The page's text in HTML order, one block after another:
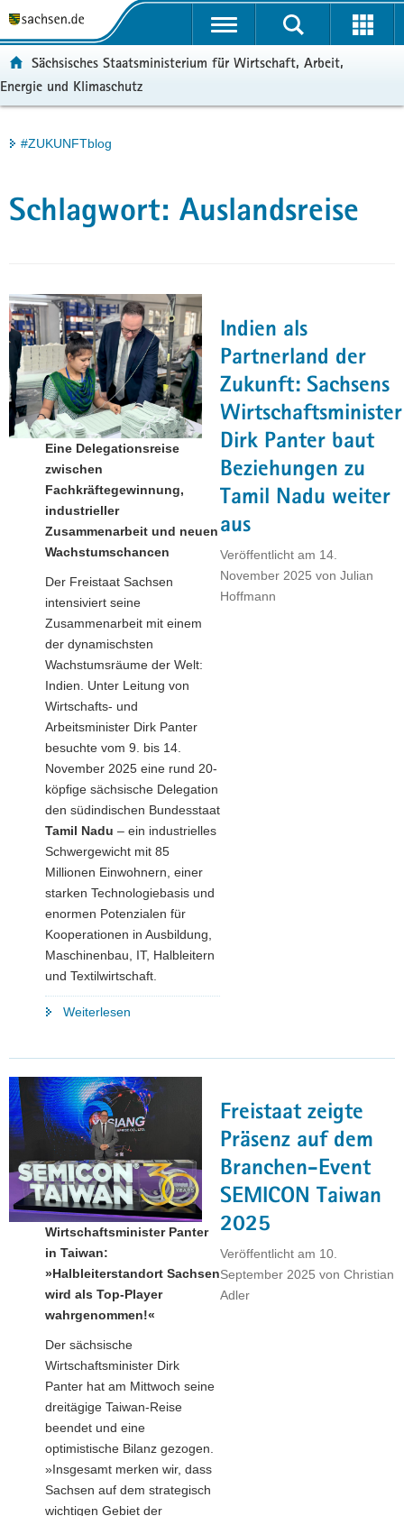
t
a
l
r
g
f
e
n
d
e
N
a
u
p
t
a
l
e
r
v
Portalübergreifende
Sächsisches Staatsministerium für Wirtschaft, Arbeit,
Energie und Klimaschutz
Hauptinhalt
#ZUKUNFTblog
Schlagwort: Auslandsreise
Indien als
Partnerland der
Zukunft: Sachsens
Wirtschaftsminister
Dirk Panter baut
Beziehungen zu
Tamil Nadu weiter
aus
Veröffentlicht am 14.
November 2025 von Julian
Hoffmann
Eine Delegationsreise
zwischen
Fachkräftegewinnung,
industrieller
Zusammenarbeit und neuen
Wachstumschancen
Der Freistaat Sachsen
intensiviert seine
Zusammenarbeit mit einem
der dynamischsten
Wachstumsräume der Welt:
Indien. Unter Leitung von
Wirtschafts- und
Arbeitsminister Dirk Panter
besuchte vom 9. bis 14.
November 2025 eine rund 20-
köpfige sächsische Delegation
den südindischen Bundesstaat
Tamil Nadu – ein industrielles
Schwergewicht mit 85
Millionen Einwohnern, einer
starken Technologiebasis und
enormen Potenzialen für
Kooperationen in Ausbildung,
Maschinenbau, IT, Halbleitern
und Textilwirtschaft.
Weiterlesen
Zukunft:
Sachsens
Wirtschaftsminister
Dirk
Panter
baut
Beziehungen
zu
Nadu
weiter
aus"
Freistaat zeigte
Präsenz auf dem
Branchen-Event
SEMICON Taiwan
2025
Veröffentlicht am 10.
September 2025 von Christian
Adler
Wirtschaftsminister Panter
in Taiwan:
»Halbleiterstandort Sachsen
wird als Top-Player
wahrgenommen!«
Der sächsische
Wirtschaftsminister Dirk
Panter hat am Mittwoch seine
dreitägige Taiwan-Reise
beendet und eine
optimistische Bilanz gezogen.
»Insgesamt merken wir, dass
Sachsen auf dem strategisch
wichtigen Gebiet der